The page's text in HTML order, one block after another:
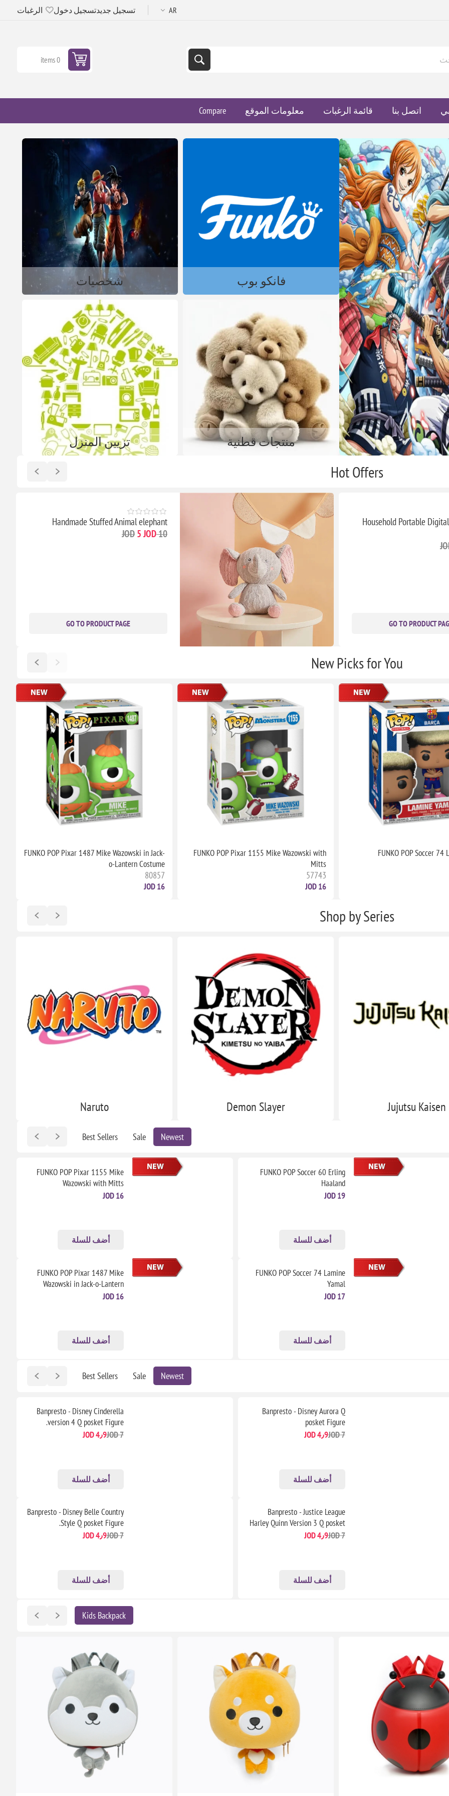
تسجيل جديدتسجيل دخول الرغبات
0 items
اتصل بنا قائمة الرغبات معلومات الموقع Compare
فانكو بوب شخصيات
منتجات قطنية تزيين المنزل
Hot Offers
Household Portable
GO TO PRODUCT
Handmade Stuffed Animal elephant
10 JOD
5 JOD
GO TO PRODUCT PAGE
New Picks for You
FUNKO POP Soccer 74
FUNKO POP Pixar 1155 Mike Wazowski with
Mitts
57743
16 JOD
FUNKO POP Pixar 1487 Mike Wazowski in Jack-
o-Lantern Costume
80857
16 JOD
Shop by Series
Jujutsu Kaisen
Demon Slayer
Naruto
Newest
Sale
Best Sellers
FUNKO POP Soccer 60 Erling
Haaland
19 JOD
أضف للسلة
FUNKO POP Soccer 74 Lamine
Yamal
17 JOD
أضف للسلة
FUNKO POP Pixar 1155 Mike
Wazowski with Mitts
16 JOD
أضف للسلة
FUNKO POP Pixar 1487 Mike
Wazowski in Jack-o-Lantern
Costume
16 JOD
أضف للسلة
Newest
Sale
Best Sellers
Banpresto - Disney Aurora Q
posket Figure
7 JOD
4٫9 JOD
أضف للسلة
Banpresto - Justice League
Harley Quinn Version 3 Q posket
Figure.
7 JOD 4٫9 JOD
أضف للسلة
Banpresto - Disney Cinderella
version 4 Q posket Figure.
7 JOD
4٫9 JOD
أضف للسلة
Banpresto - Disney Belle Country
Style Q posket Figure.
7 JOD
4٫9 JOD
أضف للسلة
Kids Backpack